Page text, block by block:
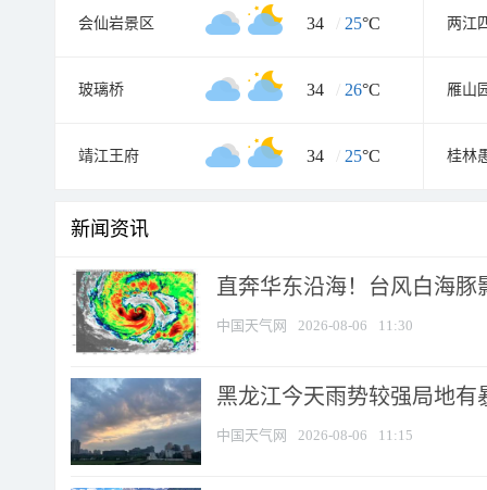
会仙岩景区 34 / 25°C
玻璃桥 34 / 26°C 雁山
靖江王府 34 / 25°C 桂林
新闻资讯
直奔华东沿海！台风白海豚
中国天气网 2026-08-06 11:30
黑龙江今天雨势较强局地有
中国天气网 2026-08-06 11:15